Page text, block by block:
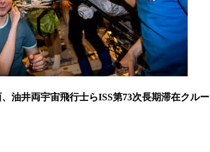
油井両宇宙飛行士らISS第73次長期滞在クルー